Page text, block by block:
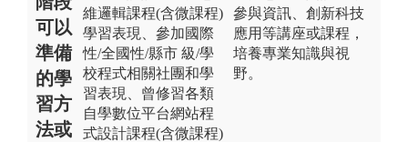
可以
準備
的學
習方
法或
維邏輯課程(含微課程)
學習表現、參加國際
性/全國性/縣市 級/學
校程式相關社團和學
習表現、曾修習各類
自學數位平台網站程
式設計課程(含微課程)
參與資訊、創新科技
應用等講座或課程，
培養專業知識與視
野。